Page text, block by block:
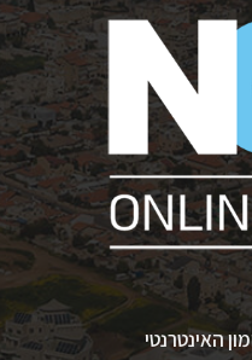
האינטרנטי